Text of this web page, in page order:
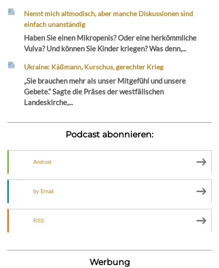
Nennt mich altmodisch, aber manche Diskussionen sind
einfach unanständig
Haben Sie einen Mikropenis? Oder eine herkömmliche
Vulva? Und können Sie Kinder kriegen? Was denn,...
Ukraine: Käßmann, Kurschus, gerechter Krieg
„Sie brauchen mehr als unser Mitgefühl und unsere
Gebete.“ Sagte die Präses der westfälischen
Landeskirche,...
Podcast abonnieren:
Android
by Email
RSS
Werbung